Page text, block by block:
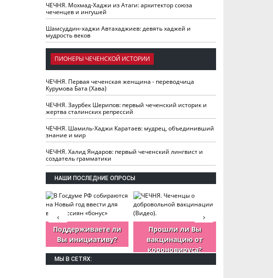
ЧЕЧНЯ. Мохмад-Хаджи из Атаги: архитектор союза
чеченцев и ингушей
Шамсуддин-хаджи Автахаджиев: девять хаджей и
мудрость веков
ПИОНЕРЫ ЧЕЧЕНСКОЙ ИСТОРИИ
ЧЕЧНЯ. Первая чеченская женщина - переводчица
Курумова Бата (Хава)
ЧЕЧНЯ. Заурбек Шерипов: первый чеченский историк и
жертва сталинских репрессий
ЧЕЧНЯ. Шамиль-Хаджи Каратаев: мудрец, объединивший
знание и мир
ЧЕЧНЯ. Халид Яндаров: первый чеченский лингвист и
создатель грамматики
НАШИ ПОСЛЕДНИЕ ОПРОСЫ
Поддерживаете ли
Вы инициативу?
Прошли ли Вы
вакцинацию от
короновируса?
›
‹
МЫ В СЕТЯХ: